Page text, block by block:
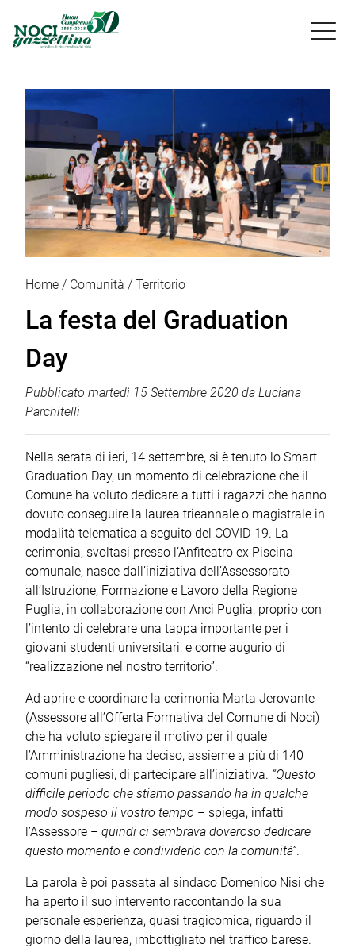

Home Comunità Territorio
La festa del Graduation
Day
Pubblicato martedì 15 Settembre 2020 da Luciana
Parchitelli
Nella serata di ieri, 14 settembre, si è tenuto lo Smart
Graduation Day, un momento di celebrazione che il
Comune ha voluto dedicare a tutti i ragazzi che hanno
dovuto conseguire la laurea trieannale o magistrale in
modalità telematica a seguito del COVID-19. La
cerimonia, svoltasi presso l’Anfiteatro ex Piscina
comunale, nasce dall’iniziativa dell’Assessorato
all’Istruzione, Formazione e Lavoro della Regione
Puglia, in collaborazione con Anci Puglia, proprio con
l’intento di celebrare una tappa importante per i
giovani studenti universitari, e come augurio di
“realizzazione nel nostro territorio”.
Ad aprire e coordinare la cerimonia Marta Jerovante
(Assessore all’Offerta Formativa del Comune di Noci)
che ha voluto spiegare il motivo per il quale
l’Amministrazione ha deciso, assieme a più di 140
comuni pugliesi, di partecipare all’iniziativa. “Questo
difficile periodo che stiamo passando ha in qualche
modo sospeso il vostro tempo – spiega, infatti
l’Assessore – quindi ci sembrava doveroso dedicare
questo momento e condividerlo con la comunità”.
La parola è poi passata al sindaco Domenico Nisi che
ha aperto il suo intervento raccontando la sua
personale esperienza, quasi tragicomica, riguardo il
giorno della laurea, imbottigliato nel traffico barese.